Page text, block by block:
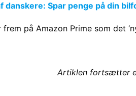
danskere: Spar penge på din
på Amazon Prime som det
Artiklen fortsætter